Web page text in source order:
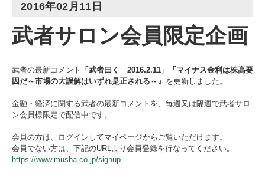
2016年02月11日
武者サロン会員限定企画
武者の最新コメント
「武者曰く 2016.2.11」『マイナス金利は株高要
因だ～市場の大誤解はいずれ是正される～』 を更新しました。
金融・経済に関する武者の最新コメントを、毎週又は隔週で武者サロ
ン会員様限定で配信中です。
会員の方は、ログインしてマイページからご覧いただけます。
会員でない方は、下記のURLより会員登録を行なってください。
https://www.musha.co.jp/signup